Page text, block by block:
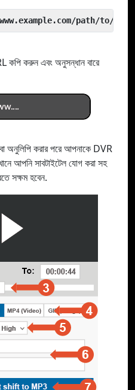
path/to/
কপি করুন এবং অনুসন্ধান বারে
অনুলিপি করার পরে আপনাকে DVR
আপনি সাবটাইটেল যোগ করা সহ
সক্ষম হবেন.